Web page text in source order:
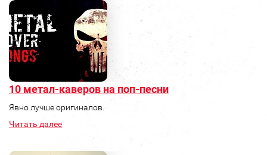
10 метал-каверов на поп-песни
Явно лучше оригиналов.
Читать далее